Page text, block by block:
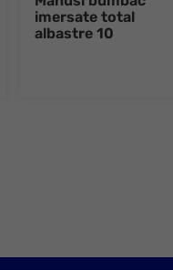
imersate total
albastre 10